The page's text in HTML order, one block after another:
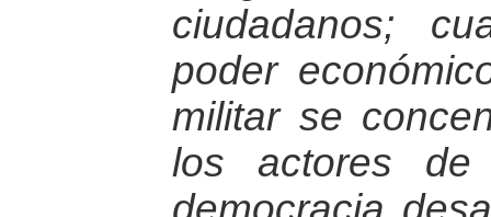
ciudadanos;
poder
militar se
los actores